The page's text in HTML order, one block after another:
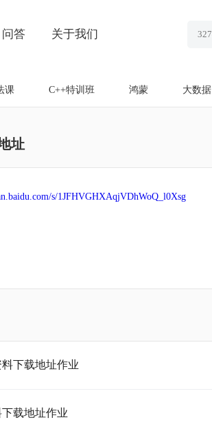
问答 关于我们
课 C++特训班 鸿蒙 大数据
址
s/1JFHVGHXAqjVDhWoQ_l0Xsg
下载地址作业
载地址作业